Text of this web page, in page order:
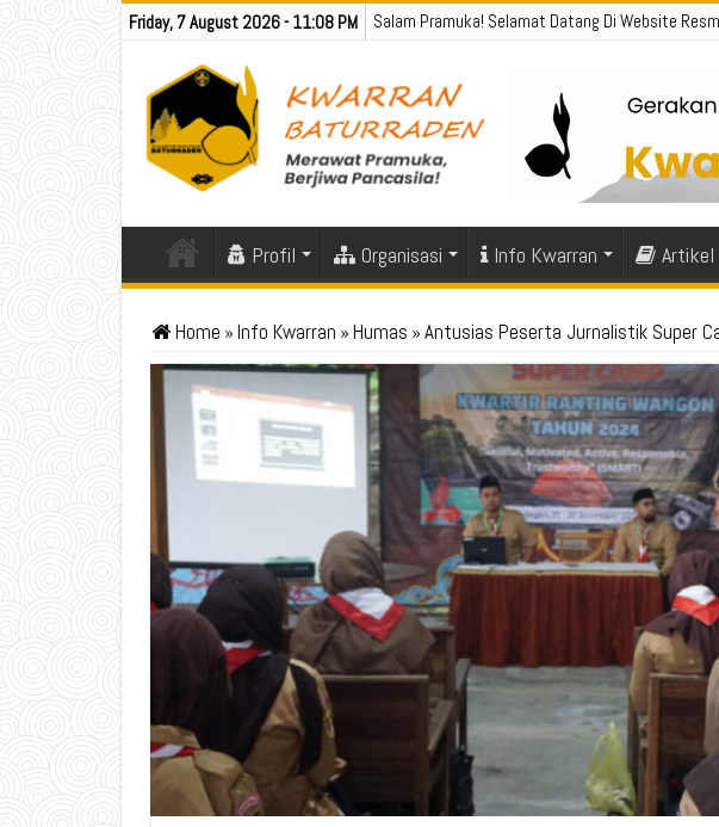
Friday, 7 August 2026 - 11:08 PM Salam Pramuka! Selamat Datang Di Website
Profil Organisasi Info Kwarran Artikel
Home »Info Kwarran »Humas »Antusias Peserta Jurnalistik Super